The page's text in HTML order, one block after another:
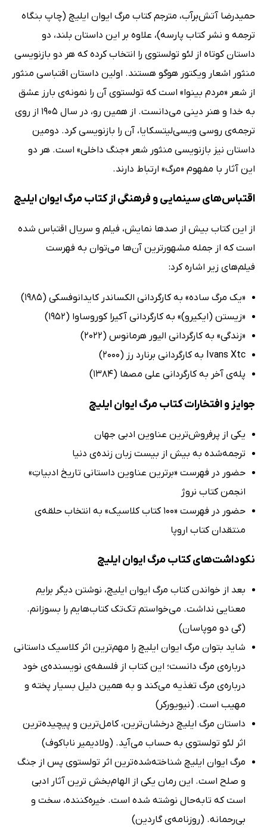
حمیدرضا آتش‌برآب، مترجم کتاب مرگ ایوان ایلیچ (چاپ بنگاه
ترجمه و نشر کتاب پارسه)، علاوه بر این داستان بلند، دو
داستان کوتاه از لئو تولستوی را انتخاب کرده که هر دو بازنویسی
منثور اشعار ویکتور هوگو هستند. اولین داستان اقتباسی منثور
از شعر «مردم بینوا» است که تولستوی آن را نمونه‌ی بارز عشق
به خدا و هنر دینی می‌دانست. از همین رو، در سال 1905 از روی
ترجمه‌ی روسی ویسی‌لیتسکایا، آن را بازنویسی کرد. دومین
داستان نیز بازنویسی منثور شعر «جنگ داخلی» است. هر دو
این آثار با مفهوم «مرگ» ارتباط دارند.
اقتباس‌های سینمایی و فرهنگی از کتاب مرگ ایوان ایلیچ
از این کتاب بیش از صدها نمایش، فیلم و سریال اقتباس شده
است که از جمله مشهورترین آن‌ها می‌توان به فهرست
فیلم‌های زیر اشاره کرد:
«یک مرگ ساده» به کارگردانی الکساندر کایدانوفسکی (1985)
«زیستن (ایکیرو)» به کارگردانی آکیرا کوروساوا (1952)
«زندگی» به کارگردانی الیور هرمانوس (2022)
Ivans Xtc به کارگردانی برنارد رز (2000)
پله‌ی آخر به کارگردانی علی مصفا (1384)
جوایز و افتخارات کتاب مرگ ایوان ایلیچ
یکی از پرفروش‌ترین عناوین ادبی جهان
ترجمه‌شده به بیش از بیست زبان زنده‌ی دنیا
حضور در فهرست «برترین عناوین داستانی تاریخ ادبیاتِ»
انجمن کتاب نروژ
حضور در فهرست «100 کتاب کلاسیک» به انتخاب حلقه‌ی
منتقدان کتاب اروپا
نکوداشت‌های کتاب مرگ ایوان ایلیچ
بعد از خواندن کتاب مرگ ایوان ایلیچ، نوشتن دیگر برایم
معنایی نداشت. می‌خواستم تک‌تک کتاب‌هایم را بسوزانم.
(گی دو موپاسان)
شاید بتوان مرگ ایوان ایلیچ را مهم‌ترین اثر کلاسیک داستانی
درباره‌ی مرگ دانست؛ این کتاب از فلسفه‌ی نویسنده‌ی خود
درباره‌ی مرگ تغذیه می‌کند و به همین دلیل بسیار پخته و
مهیب است. (نیویورکر)
داستان مرگ ایلیچ درخشان‌ترین،‌ کامل‌ترین و پیچیده‌ترین
اثر لئو تولستوی به حساب می‌آید. (ولادیمیر ناباکوف)
مرگ ایوان ایلیچ شناخته‌شده‌ترین اثر تولستوی پس از جنگ
و صلح است. این رمان یکی از الهام‌بخش ترین آثار ادبی
است که تابه‌حال نوشته شده است. خیره‌کننده، سخت و
بی‌رحمانه. (روزنامه‌ی گاردین)